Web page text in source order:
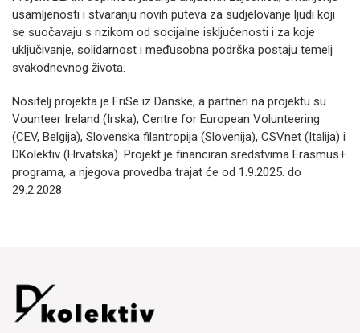
usamljenosti i stvaranju novih puteva za sudjelovanje ljudi koji
se suočavaju s rizikom od socijalne isključenosti i za koje
uključivanje, solidarnost i međusobna podrška postaju temelj
svakodnevnog života.
Nositelj projekta je FriSe iz Danske, a partneri na projektu su
Vounteer Ireland (Irska), Centre for European Volunteering
(CEV, Belgija), Slovenska filantropija (Slovenija), CSVnet (Italija) i
DKolektiv (Hrvatska). Projekt je financiran sredstvima Erasmus+
programa, a njegova provedba trajat će od 1.9.2025. do
29.2.2028.